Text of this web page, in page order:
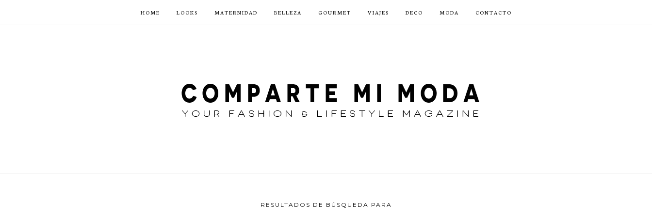
HOME LOOKS MATERNIDAD BELLEZA GOURMET VIAJES DECO MODA CONTACTO
RESULTADOS DE BÚSQUEDA PARA